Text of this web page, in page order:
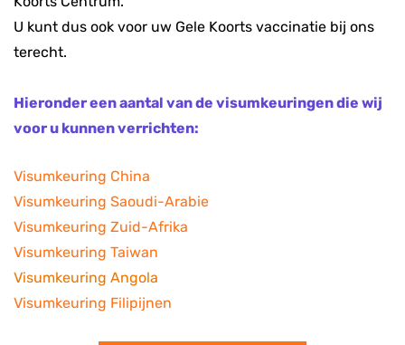
U kunt dus ook voor uw Gele Koorts vaccinatie bij ons
terecht.
Hieronder een aantal van de visumkeuringen die wij
voor u kunnen verrichten:
Visumkeuring China
Visumkeuring Saoudi-Arabie
Visumkeuring Zuid-Afrika
Visumkeuring Taiwan
Visumkeuring Angola
Visumkeuring Filipijnen